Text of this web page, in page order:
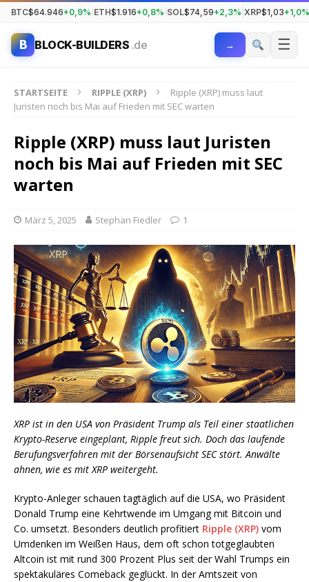
BTC$64.946+0,9% ETH$1.916+0,8% SOL$74,59+2,3% XRP$1,03+1,0%
B BLOCK-BUILDERS .de → ☰
STARTSEITE RIPPLE (XRP)
Ripple (XRP) muss laut
Juristen noch bis Mai auf Frieden mit SEC warten
Ripple (XRP) muss laut Juristen
noch bis Mai auf Frieden mit SEC
warten
März 5, 2025 Stephan Fiedler 1
XRP ist in den USA von Präsident Trump als Teil einer staatlichen
Krypto-Reserve eingeplant, Ripple freut sich. Doch das laufende
Berufungsverfahren mit der Börsenaufsicht SEC stört. Anwälte
ahnen, wie es mit XRP weitergeht.
Krypto-Anleger schauen tagtäglich auf die USA, wo Präsident
Donald Trump eine Kehrtwende im Umgang mit Bitcoin und
Co. umsetzt. Besonders deutlich profitiert Ripple (XRP) vom
Umdenken im Weißen Haus, dem oft schon totgeglaubten
Altcoin ist mit rund 300 Prozent Plus seit der Wahl Trumps ein
spektakuläres Comeback geglückt. In der Amtszeit von